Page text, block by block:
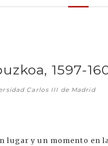
1597-
Carlos III de Madrid
lugar y un momento en